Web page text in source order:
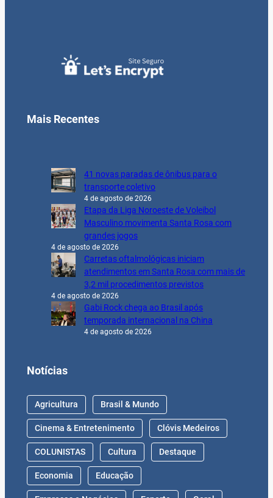
Mais Recentes
41 novas paradas de ônibus para o
transporte coletivo
4 de agosto de 2026
Etapa da Liga Noroeste de Voleibol
Masculino movimenta Santa Rosa com
grandes jogos
4 de agosto de 2026
Carretas oftalmológicas iniciam
atendimentos em Santa Rosa com mais de
3,2 mil procedimentos previstos
4 de agosto de 2026
Gabi Rock chega ao Brasil após
temporada internacional na China
4 de agosto de 2026
Notícias
Agricultura Brasil & Mundo
Cinema & Entretenimento Clóvis Medeiros
COLUNISTAS Cultura Destaque
Economia Educação